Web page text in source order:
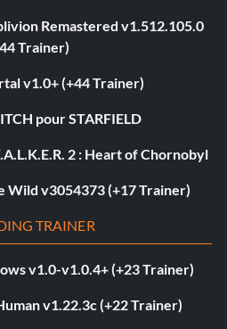
Remastered v1.512.105.0
Trainer)
v1.0+ (+44 Trainer)
pour STARFIELD
2 : Heart of Chornobyl
Wild v3054373 (+17 Trainer)
TRAINER
v1.0-v1.0.4+ (+23 Trainer)
v1.22.3c (+22 Trainer)